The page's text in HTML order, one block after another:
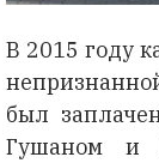
В 2015 году
был
Гушаном и